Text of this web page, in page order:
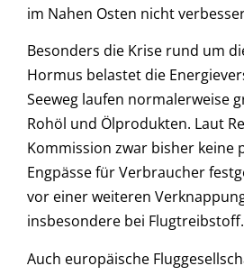
im Nahen Osten nicht
Besonders die Krise rund um
Hormus belastet die
Seeweg laufen normalerweise
Rohöl und Ölprodukten. Laut
Kommission zwar bisher keine
Engpässe für Verbraucher
vor einer weiteren
insbesondere bei Flugtreibstoff.
Auch europäische